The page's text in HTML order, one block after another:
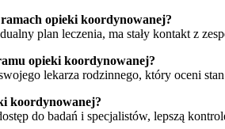
opieki koordynowanej?
plan leczenia, ma stały kontakt z
opieki koordynowanej?
lekarza rodzinnego, który oceni
koordynowanej?
do badań i specjalistów, lepszą